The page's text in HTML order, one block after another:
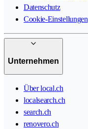
Datenschutz
Cookie-Einstellungen
Unternehmen
Über local.ch
localsearch.ch
search.ch
renovero.ch